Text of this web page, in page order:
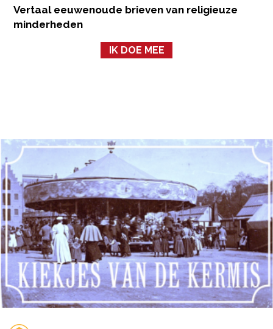
Vertaal eeuwenoude brieven van religieuze
minderheden
IK DOE MEE